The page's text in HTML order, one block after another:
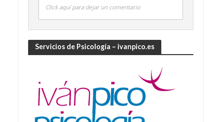
Click aquí para dejar un comentario
Servicios de Psicología – ivanpico.es